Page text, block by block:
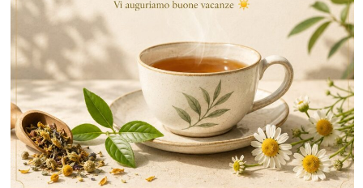
LUG
14
SCEGLI LA CIOCCOLATA DARMAR PER IL TUO